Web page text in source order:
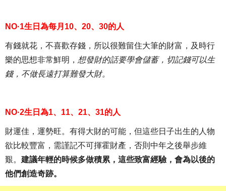
NO·1生日為每月10、20、30的人
有錢就花，不喜歡存錢，所以很難留住大筆的財富，及時行
樂的思想非常鮮明， 想發財的話要學會儲蓄，切記錢可以生
錢，不做長遠打算難發大財。
NO·2生日為1、11、21、31的人
財運佳，運勢旺。有得大財的可能，但這些日子出生的人物
欲比較豐富，需謹記不可揮霍財產，否則中年之後舉步維
艱。 建議年輕的時候多做積累，這些致富經驗，會為以後的
他們創造奇跡。